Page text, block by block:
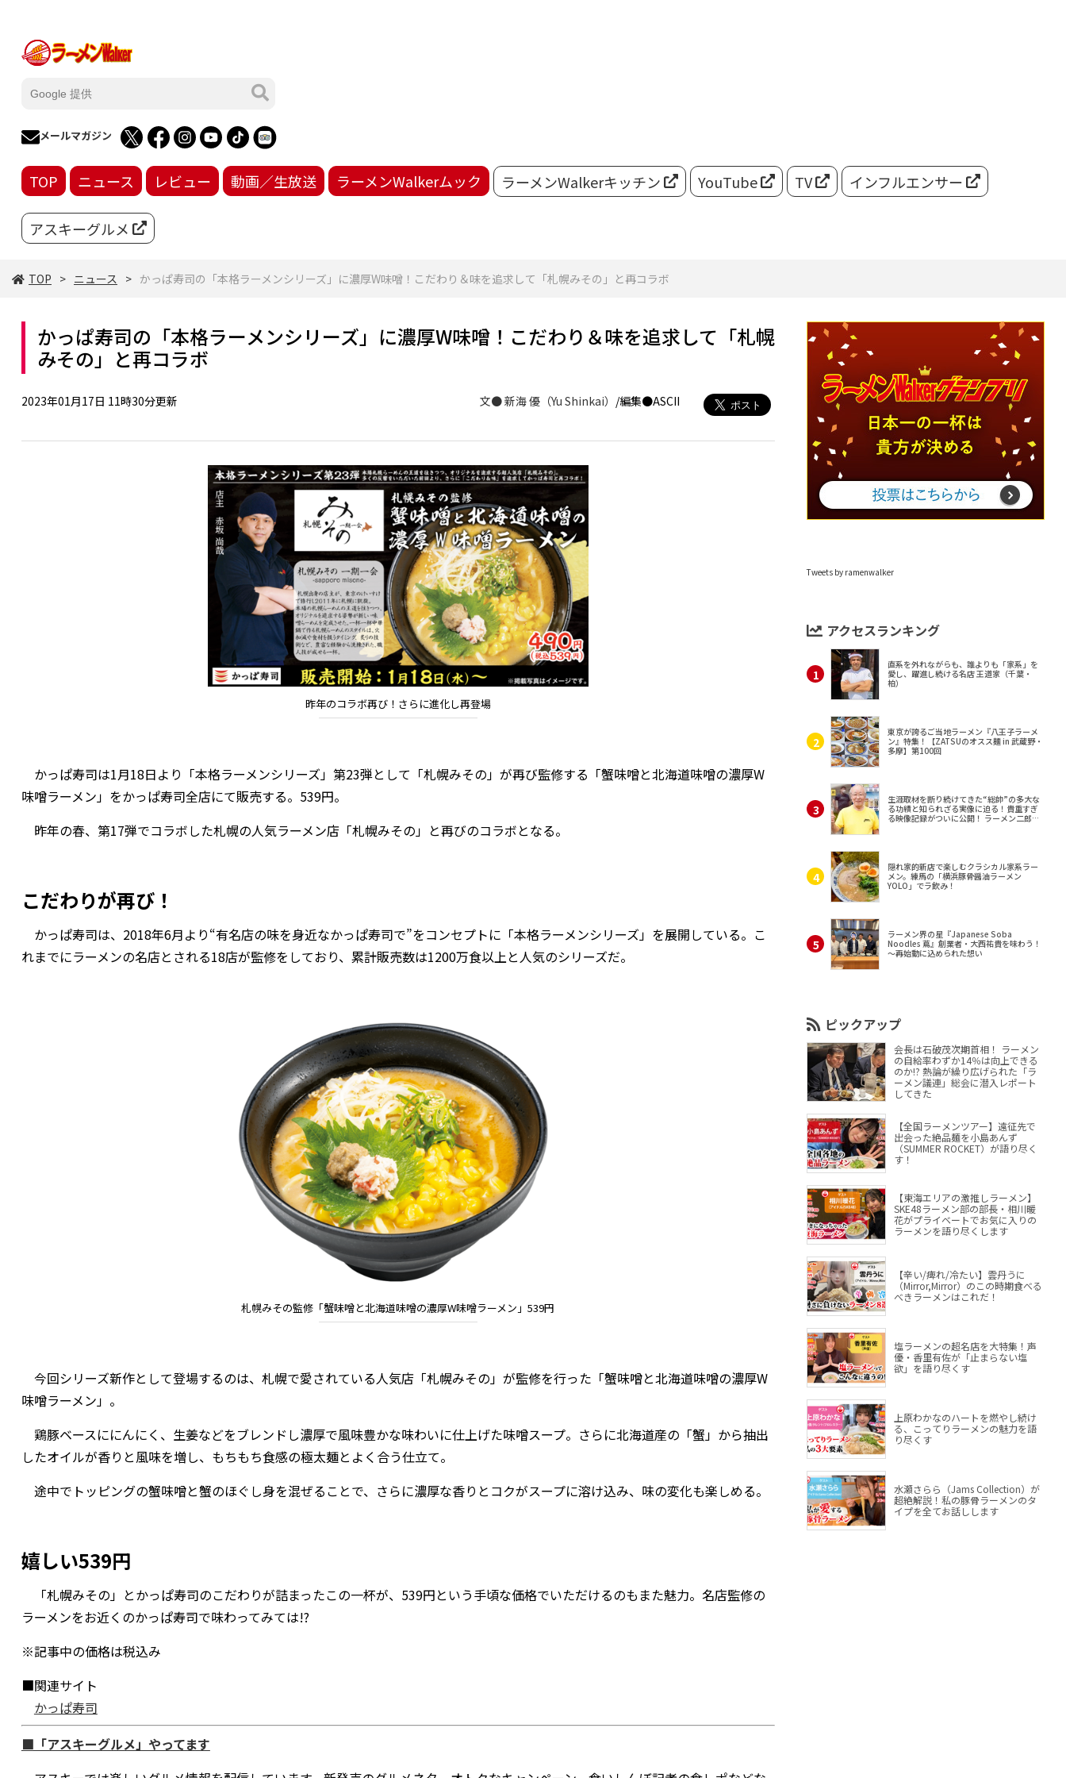
メールマガジン
TOP ニュース レビュー 動画／生放送 ラーメンWalkerムック ラーメンWalkerキッチン YouTube TV インフルエンサー
アスキーグルメ
TOP ニュース かっぱ寿司の「本格ラーメンシリーズ」に濃厚W味噌！こだわり＆味を追求して「札幌みその」と再コラボ
かっぱ寿司の「本格ラーメンシリーズ」に濃厚W味噌！こだわり＆味を追求して「札幌
みその」と再コラボ
2023年01月17日 11時30分更新 文●新海 優（Yu Shinkai） /編集●ASCII
昨年のコラボ再び！さらに進化し再登場
かっぱ寿司は1月18日より「本格ラーメンシリーズ」第23弾として「札幌みその」が再び監修する「蟹味噌と北海道味噌の濃厚W
味噌ラーメン」をかっぱ寿司全店にて販売する。539円。
昨年の春、第17弾でコラボした札幌の人気ラーメン店「札幌みその」と再びのコラボとなる。
こだわりが再び！
かっぱ寿司は、2018年6月より“有名店の味を身近なかっぱ寿司で”をコンセプトに「本格ラーメンシリーズ」を展開している。こ
れまでにラーメンの名店とされる18店が監修をしており、累計販売数は1200万食以上と人気のシリーズだ。
札幌みその監修「蟹味噌と北海道味噌の濃厚W味噌ラーメン」539円
今回シリーズ新作として登場するのは、札幌で愛されている人気店「札幌みその」が監修を行った「蟹味噌と北海道味噌の濃厚W
味噌ラーメン」。
鶏豚ベースににんにく、生姜などをブレンドし濃厚で風味豊かな味わいに仕上げた味噌スープ。さらに北海道産の「蟹」から抽出
したオイルが香りと風味を増し、もちもち食感の極太麺とよく合う仕立て。
途中でトッピングの蟹味噌と蟹のほぐし身を混ぜることで、さらに濃厚な香りとコクがスープに溶け込み、味の変化も楽しめる。
嬉しい539円
「札幌みその」とかっぱ寿司のこだわりが詰まったこの一杯が、539円という手頃な価格でいただけるのもまた魅力。名店監修の
ラーメンをお近くのかっぱ寿司で味わってみては!?
※記事中の価格は税込み
■関連サイト
かっぱ寿司
■「アスキーグルメ」やってます
Tweets by ramenwalker
アクセスランキング
直系を外れながらも、誰よりも「家系」を
愛し、躍進し続ける名店 王道家（千葉・
柏）
東京が誇るご当地ラーメン『八王子ラーメ
ン』特集！【ZATSUのオスス麺 in 武蔵野・
多摩】第100回
生涯取材を断り続けてきた“総帥”の多大な
る功績と知られざる実像に迫る！貴重すぎ
る映像記録がついに公開！ ラーメン二郎
隠れ家的新店で楽しむクラシカル家系ラー
メン。練馬の「横浜豚骨醤油ラーメン
YOLO」でラ飲み！
ラーメン界の星『Japanese Soba
Noodles 蔦』創業者・大西祐貴を味わう！
～再始動に込められた想い
ピックアップ
会長は石破茂次期首相！ ラーメン
の自給率わずか14％は向上できる
のか!? 熱論が繰り広げられた「ラ
ーメン議連」総会に潜入レポート
してきた
【全国ラーメンツアー】遠征先で
出会った絶品麺を小島あんず
（SUMMER ROCKET）が語り尽く
す！
【東海エリアの激推しラーメン】
SKE48ラーメン部の部長・相川暖
花がプライベートでお気に入りの
ラーメンを語り尽くします
【辛い/痺れ/冷たい】雲丹うに
（Mirror,Mirror）のこの時期食べる
べきラーメンはこれだ！
塩ラーメンの超名店を大特集！声
優・香里有佐が「止まらない塩
欲」を語り尽くす
上原わかなのハートを燃やし続け
る、こってりラーメンの魅力を語
り尽くす
水瀬さらら（Jams Collection）が
超絶解説！私の豚骨ラーメンのタ
イプを全てお話しします